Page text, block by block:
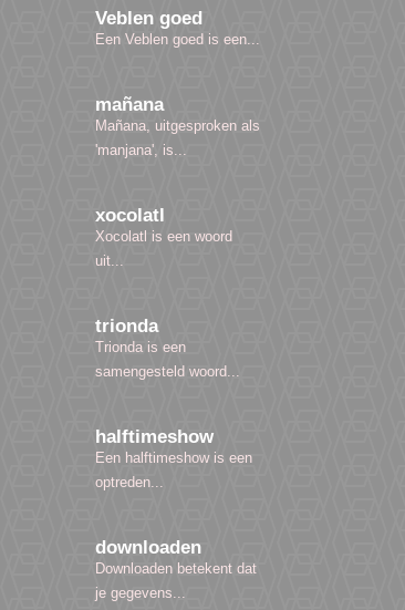
Veblen goed
Een Veblen goed is een...
mañana
Mañana, uitgesproken als
'manjana', is...
xocolatl
Xocolatl is een woord
uit...
trionda
Trionda is een
samengesteld woord...
halftimeshow
Een halftimeshow is een
optreden...
downloaden
Downloaden betekent dat
je gegevens...